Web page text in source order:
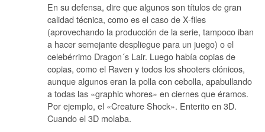
En su defensa, dire que algunos son títulos de gran
calidad técnica, como es el caso de X-files
(aprovechando la producción de la serie, tampoco iban
a hacer semejante despliegue para un juego) o el
celebérrimo Dragon´s Lair. Luego había copias de
copias, como el Raven y todos los shooters clónicos,
aunque algunos eran la polla con cebolla, apabullando
a todas las «graphic whores» en ciernes que éramos.
Por ejemplo, el «Creature Shock». Enterito en 3D.
Cuando el 3D molaba.